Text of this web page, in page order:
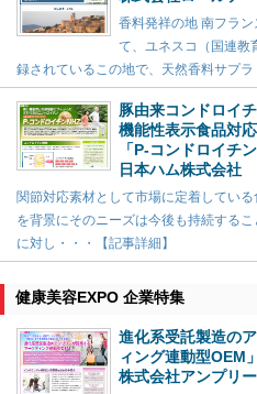
香料発祥の地 南フラ
て、ユネスコ（国連教
録されているこの地で、天然香料サプラ
豚由来コンドロイ
機能性表示食品対応
「P-コンドロイチ
日本ハム株式会社
関節対応素材として市場に定着してい
を背景にそのニーズは今後も持続する
に対し・・・【記事詳細】
健康美容EXPO 企業特集
進化系受託製造の
ィング連動型OEM」
株式会社アンプリー